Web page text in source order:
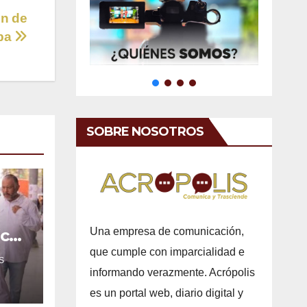
de
SOBRE NOSOTROS
Una empresa de comunicación,
que cumple con imparcialidad e
informando verazmente. Acrópolis
es un portal web, diario digital y